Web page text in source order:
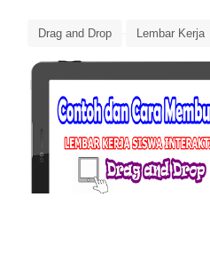
Drag and Drop Lembar Kerja
Media Pembelajaran Seret